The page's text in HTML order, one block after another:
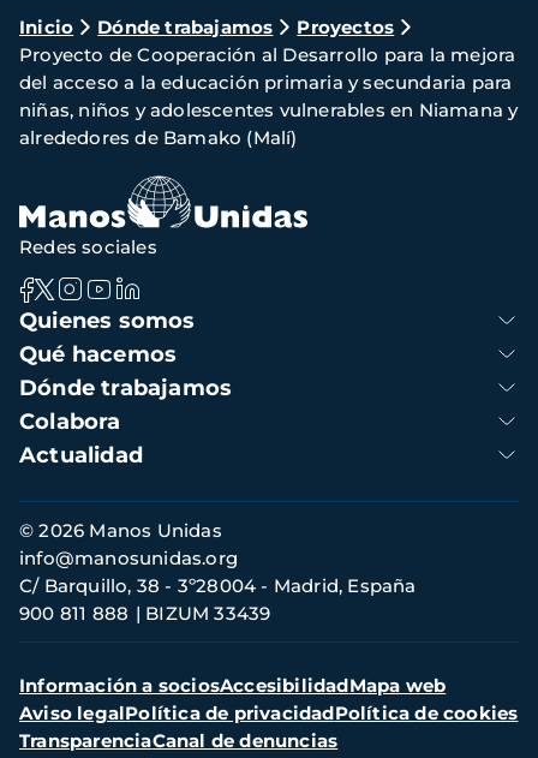
Ruta
de
navegación
Inicio Dónde trabajamos
Proyectos
Proyecto de Cooperación al Desarrollo para la mejora
del acceso a la educación primaria y secundaria para
niñas, niños y adolescentes vulnerables en Niamana y
alrededores de Bamako (Malí)
Navegación
principal
Quienes somos
Qué hacemos
Dónde trabajamos
Colabora
Actualidad
Redes sociales
Información
de
contacto
© 2026 Manos Unidas
C/ Barquillo, 38 - 3º28004 - Madrid, España
900 811 888
BIZUM 33439
info@manosunidas.org
Menú
secundario
Información a sociosAccesibilidadMapa web
Aviso legalPolítica de privacidadPolítica de cookies
TransparenciaCanal de denuncias